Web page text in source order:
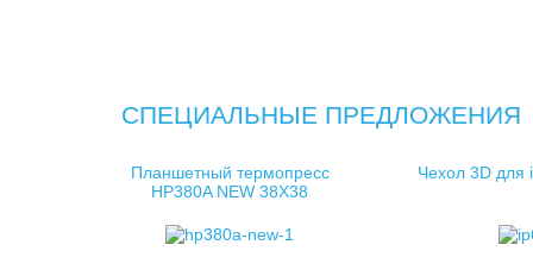
СПЕЦИАЛЬНЫЕ ПРЕДЛОЖЕНИЯ
Планшетный термопресс
HP380A NEW 38X38
Чехол 3D для